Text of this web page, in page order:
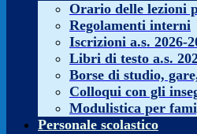
Orario delle lezioni
Regolamenti interni
Iscrizioni a.s. 2026-
Libri di testo a.s.
Borse di studio,
Colloqui con gli
Modulistica per
Personale scolastico